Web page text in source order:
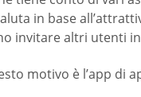
in base
invitare altri utenti
motivo è l’app di